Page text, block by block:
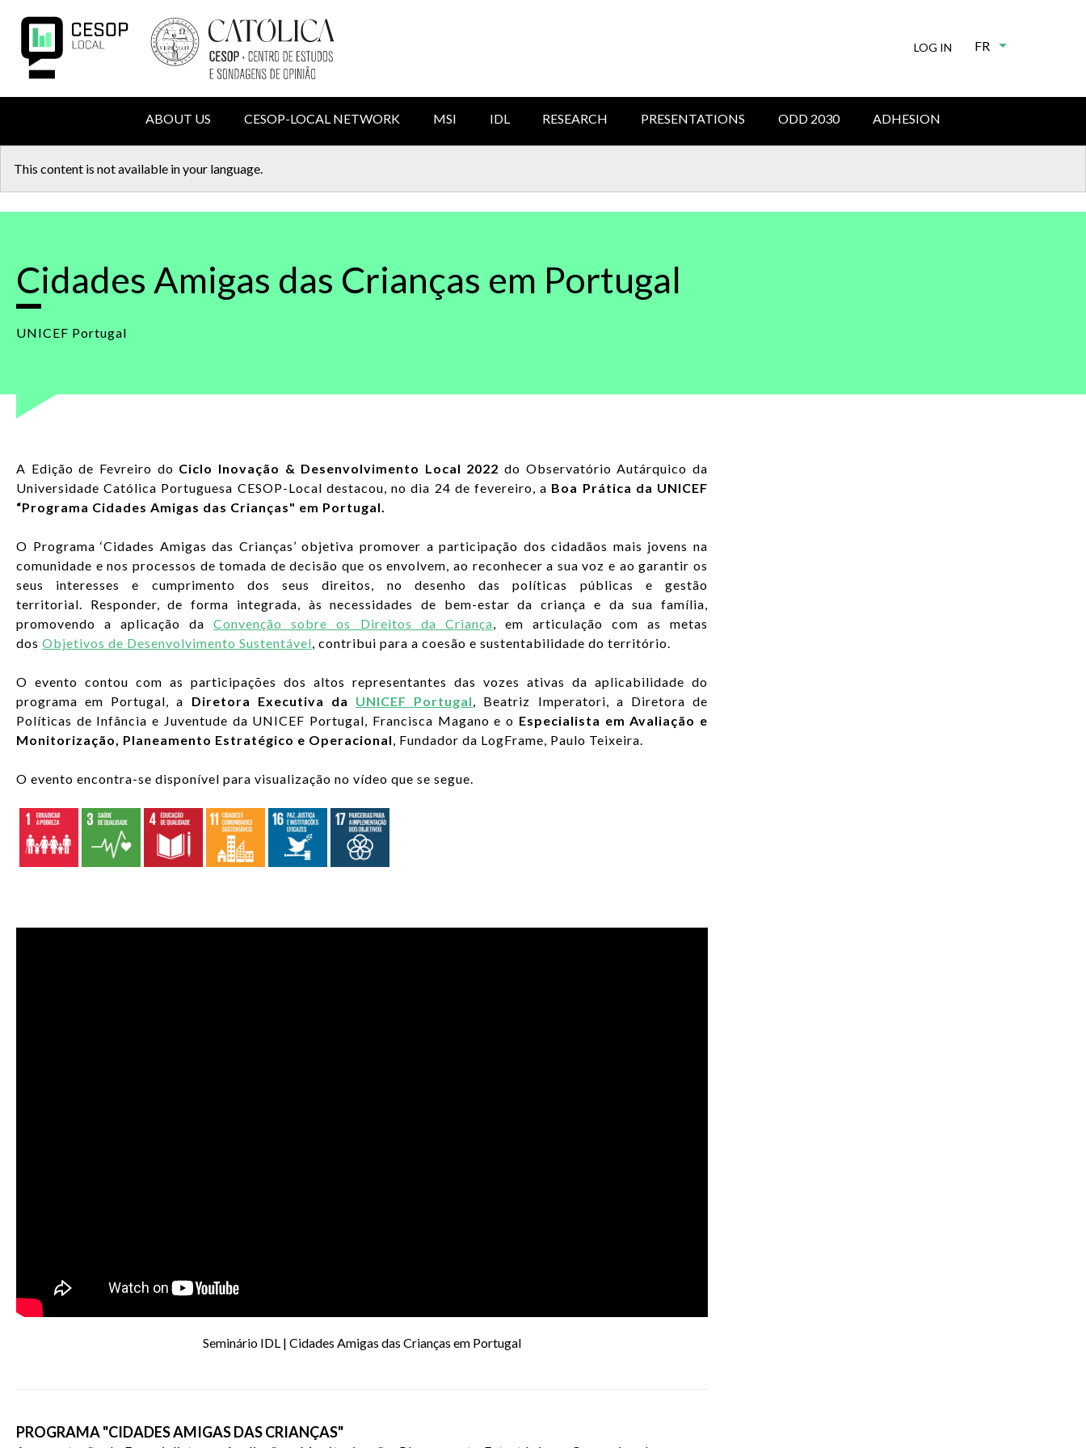
main
content
PRINCIPALE
ABOUT US CESOP-LOCAL NETWORK MSI IDL RESEARCH PRESENTATIONS ODD 2030 ADHESION
MENU
COMPTE
L'UTILISATEUR
LOG IN FR List additional
top
This content is not available in your language.
Cidades Amigas das Crianças em Portugal
UNICEF Portugal
A Edição de Fevreiro do Ciclo Inovação & Desenvolvimento Local 2022do Observatório Autárquico da
Universidade Católica Portuguesa CESOP-Local destacou, no dia 24 de fevereiro, a Boa Prática da UNICEF
“Programa Cidades Amigas das Crianças" em Portugal.
O Programa ‘Cidades Amigas das Crianças’ objetiva promover a participação dos cidadãos mais jovens na
comunidade e nos processos de tomada de decisão que os envolvem, ao reconhecer a sua voz e ao garantir os
seus interesses e cumprimento dos seus direitos, no desenho das políticas públicas e gestão
territorial. Responder, de forma integrada, às necessidades de bem-estar da criança e da sua família,
promovendo a aplicação daConvenção sobre os Direitos da Criança, em articulação com as metas
dos Objetivos de Desenvolvimento Sustentável, contribui para a coesão e sustentabilidade do território.
O evento contou com as participações dos altos representantes das vozes ativas da aplicabilidade do
programa em Portugal, a Diretora Executiva da UNICEF Portugal, Beatriz Imperatori, a Diretora de
Políticas de Infância e Juventude da UNICEF Portugal, Francisca Magano e o Especialista em Avaliação e
Monitorização, Planeamento Estratégico e Operacional, Fundador da LogFrame, Paulo Teixeira.
O evento encontra-se disponível para visualização no vídeo que se segue.
Seminário IDL | Cidades Amigas das Crianças em Portugal
PROGRAMA "CIDADES AMIGAS DAS CRIANÇAS"